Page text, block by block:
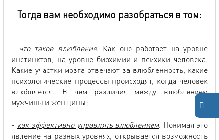
Тогда вам необходимо разобраться в том:
- что такое влюбление. Как оно работает на уровне
инстинктов, на уровне биохимии и психики человека.
Какие участки мозга отвечают за влюбленность, какие
психологические процессы происходят, когда человек
влюбляется. В чем различия между влюблением
мужчины и женщины;
- как эффективно управлять влюблением. Понимая это
явление на разных уровнях, открывается возможность